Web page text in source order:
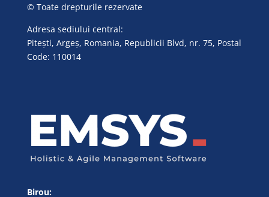
© Toate drepturile rezervate
Adresa sediului central:
Pitești, Argeș, Romania, Republicii Blvd, nr. 75, Postal
Code: 110014
Birou: